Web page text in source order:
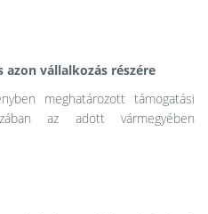
vállalkozás részére
meghatározott támogatási
az adott vármegyében